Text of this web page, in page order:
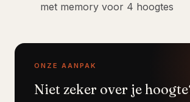
met memory voor 4 hoogtes
ONZE AANPAK
Niet zeker over je